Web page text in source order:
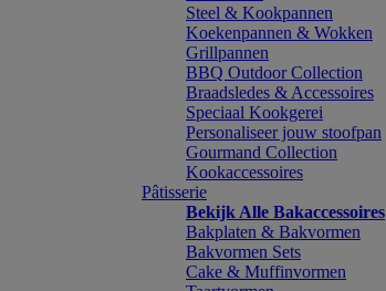
Steel & Kookpannen
Koekenpannen & Wokken
Grillpannen
BBQ Outdoor Collection
Braadsledes & Accessoires
Speciaal Kookgerei
Personaliseer jouw stoofpan
Gourmand Collection
Kookaccessoires
Pâtisserie
Bekijk Alle Bakaccessoires
Bakplaten & Bakvormen
Bakvormen Sets
Cake & Muffinvormen